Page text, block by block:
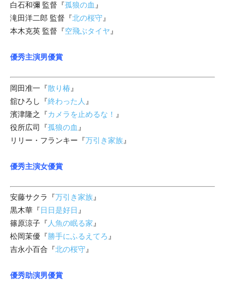
白石和彌 監督『孤狼の血 』
滝田洋二郎 監督『北の桜守 』
本木克英 監督『空飛ぶタイヤ 』
優秀主演男優賞
岡田准一『散り椿 』
舘ひろし『終わった人 』
濱津隆之『カメラを止めるな！ 』
役所広司『孤狼の血 』
リリー・フランキー『万引き家族 』
優秀主演女優賞
安藤サクラ『万引き家族 』
黒木華『日日是好日 』
篠原涼子『 人魚の眠る家 』
松岡茉優『勝手にふるえてろ 』
吉永小百合『北の桜守 』
優秀助演男優賞